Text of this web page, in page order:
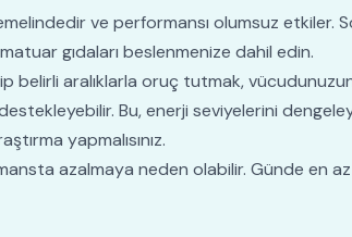
ve performansı olumsuz etkiler.
gıdaları beslenmenize dahil edin.
belirli aralıklarla oruç tutmak,
destekleyebilir. Bu, enerji seviyelerini
yapmalısınız.
azalmaya neden olabilir. Günde en